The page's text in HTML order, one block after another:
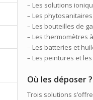
– Les solutions
– Les
– Les bouteilles de
– Les thermomètres
– Les batteries et
– Les peintures et
Où les déposer ?
Trois solutions